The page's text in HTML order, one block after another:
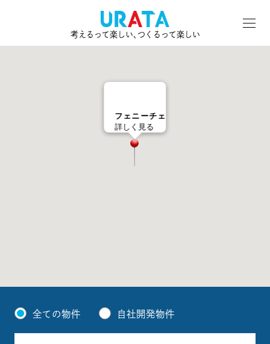
考えるって楽しい､つくるって楽しい
フェニーチェ
詳しく見る
全ての物件 自社開発物件